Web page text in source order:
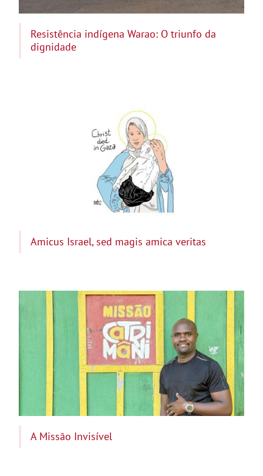
Resistência indígena Warao: O triunfo da
dignidade
Amicus Israel, sed magis amica veritas
A Missão Invisível